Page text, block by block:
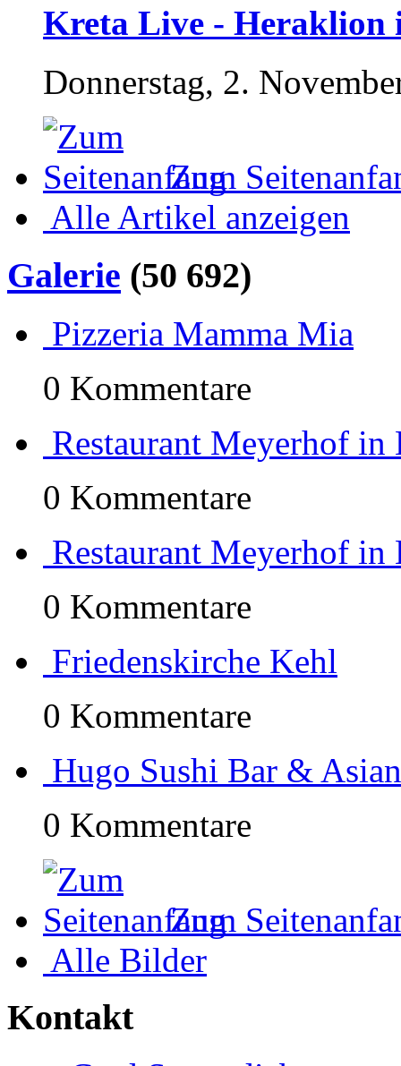
Kreta Live - Heraklion
Donnerstag, 2.
Zum
Alle Artikel anzeigen
Galerie (50 692)
Pizzeria Mamma Mia
0 Kommentare
Restaurant Meyerhof in
0 Kommentare
Restaurant Meyerhof in
0 Kommentare
Friedenskirche Kehl
0 Kommentare
Hugo Sushi Bar &
0 Kommentare
Zum
Alle Bilder
Kontakt